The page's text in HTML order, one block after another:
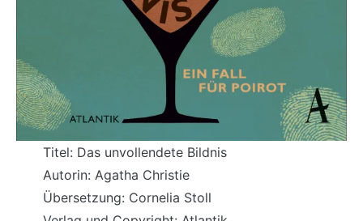
Titel: Das unvollendete Bildnis
Autorin: Agatha Christie
Übersetzung: Cornelia Stoll